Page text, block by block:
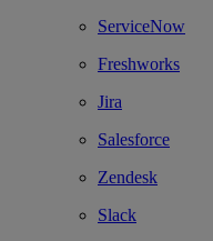
ServiceNow
Freshworks
Jira
Salesforce
Zendesk
Slack